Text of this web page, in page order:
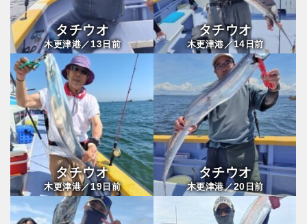
タチウオ
木更津港／ 13日前
タチウオ
木更津港／14日前
タチウオ
木更津港／19日前
タチウオ
木更津港／20 日前